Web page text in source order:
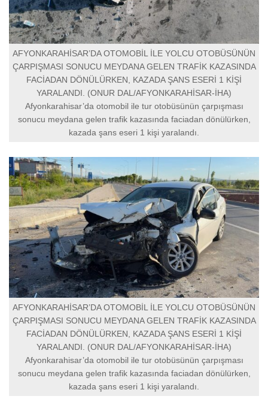
AFYONKARAHİSAR’DA OTOMOBİL İLE YOLCU OTOBÜSÜNÜN
ÇARPIŞMASI SONUCU MEYDANA GELEN TRAFİK KAZASINDA
FACİADAN DÖNÜLÜRKEN, KAZADA ŞANS ESERİ 1 KİŞİ
YARALANDI. (ONUR DAL/AFYONKARAHİSAR-İHA)
Afyonkarahisar’da otomobil ile tur otobüsünün çarpışması
sonucu meydana gelen trafik kazasında faciadan dönülürken,
kazada şans eseri 1 kişi yaralandı.
AFYONKARAHİSAR’DA OTOMOBİL İLE YOLCU OTOBÜSÜNÜN
ÇARPIŞMASI SONUCU MEYDANA GELEN TRAFİK KAZASINDA
FACİADAN DÖNÜLÜRKEN, KAZADA ŞANS ESERİ 1 KİŞİ
YARALANDI. (ONUR DAL/AFYONKARAHİSAR-İHA)
Afyonkarahisar’da otomobil ile tur otobüsünün çarpışması
sonucu meydana gelen trafik kazasında faciadan dönülürken,
kazada şans eseri 1 kişi yaralandı.